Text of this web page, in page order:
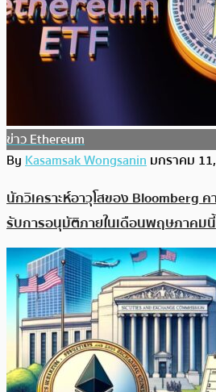
ข่าว Ethereum
ByKasamsak Wongsaninมกราคม
นักวิเคราะห์อาวุโสของ Bloomberg ค
รับการอนุมัติภายในเดือนพฤษภาคมนี้